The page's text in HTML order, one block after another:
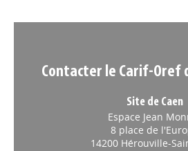
Contacter le Carif-Oref
Site de Caen
Espace Jean
8 place de
14200 Hérouville-